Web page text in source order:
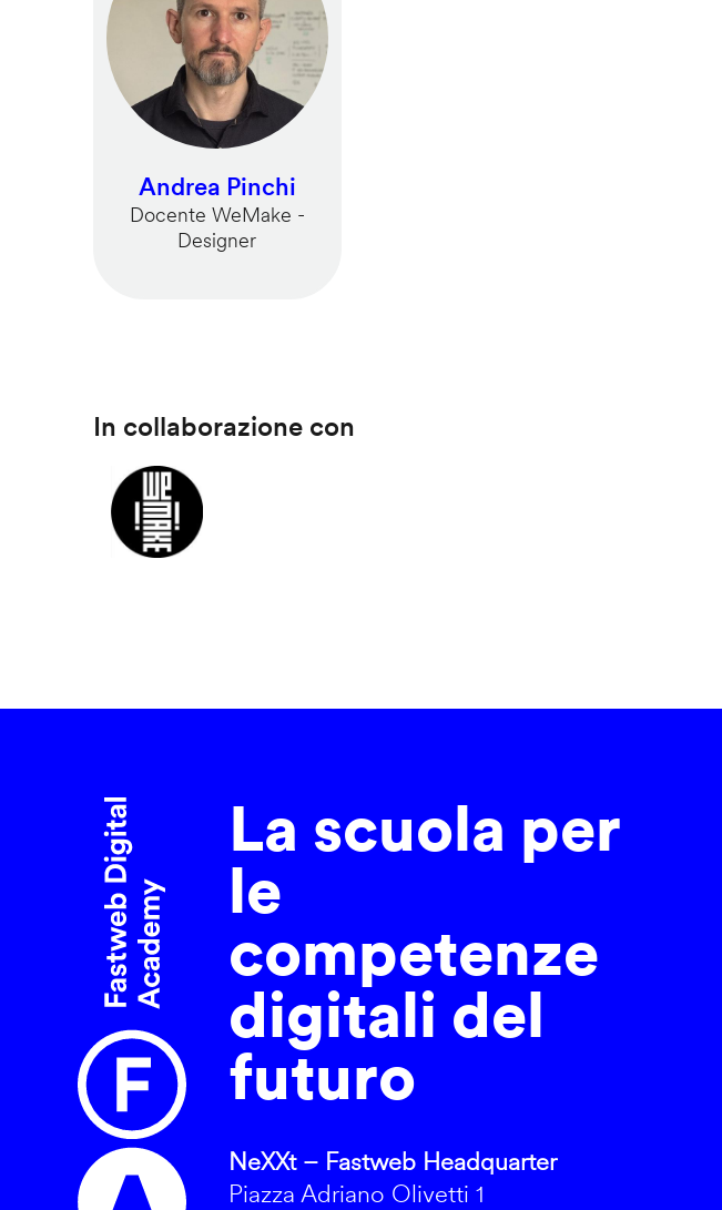
Andrea Pinchi
Docente WeMake -
Designer
In collaborazione con
La scuola per
le
competenze
digitali del
futuro
NeXXt – Fastweb Headquarter
Piazza Adriano Olivetti 1